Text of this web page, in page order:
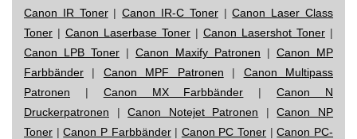
Canon IR Toner|Canon IR-C Toner|Canon Laser Class
Toner | Canon Laserbase Toner | Canon Lasershot Toner |
Canon LPB Toner | Canon Maxify Patronen | Canon MP
Farbbänder | Canon MPF Patronen | Canon Multipass
Patronen | Canon MX Farbbänder |Canon N
Druckerpatronen |Canon Notejet Patronen |Canon NP
Toner |Canon P Farbbänder| Canon PC Toner |Canon PC-